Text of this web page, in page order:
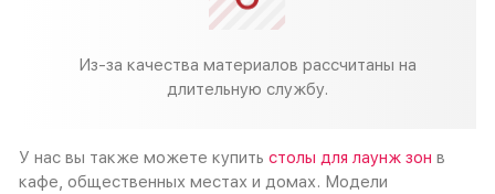
Из-за качества материалов рассчитаны на
длительную службу.
У нас вы также можете купить столы для лаунж зон в
кафе, общественных местах и домах. Модели